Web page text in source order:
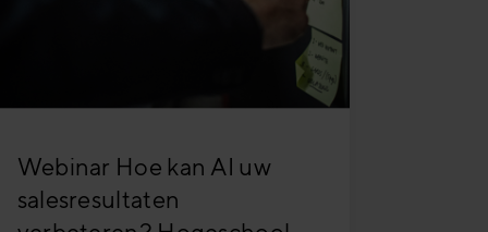
Webinar Hoe kan AI uw
salesresultaten